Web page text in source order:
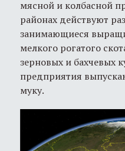
мясной и колбасной
районах действуют
занимающиеся
мелкого рогатого
зерновых и бахчевых
предприятия
муку.